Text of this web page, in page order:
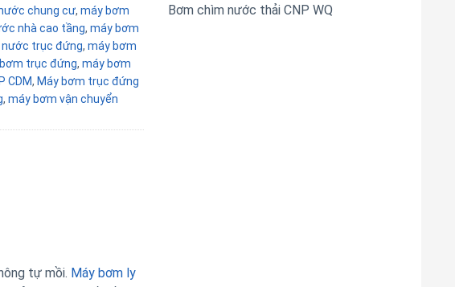
Bơm chìm nước thải CNP WQ
chung cư, máy bơm
nhà cao tầng, máy bơm
trục đứng, máy bơm
trục đứng, máy bơm
CDM, Máy bơm trục đứng
, máy bơm vận chuyển
tự mồi. Máy bơm ly